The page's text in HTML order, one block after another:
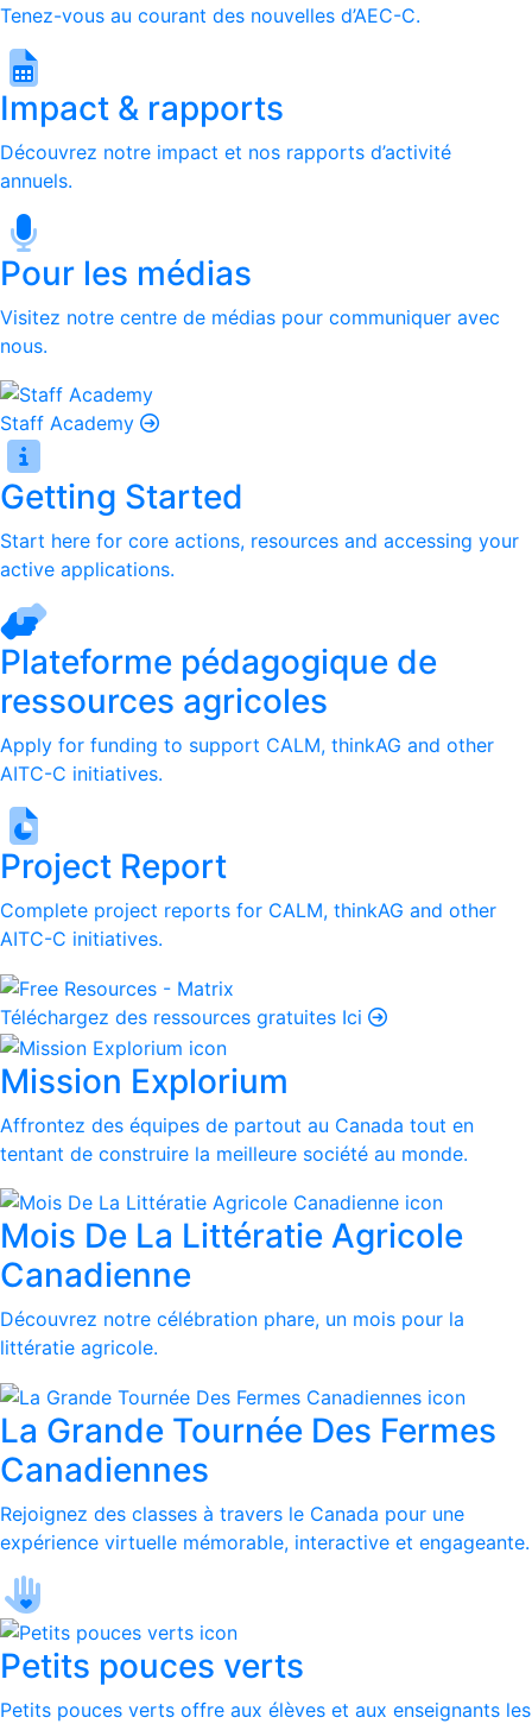
Tenez-vous au courant des nouvelles d’AEC-C.
Impact & rapports
Découvrez notre impact et nos rapports d’activité
annuels.
Pour les médias
Visitez notre centre de médias pour communiquer avec
nous.
Staff Academy
Getting Started
Start here for core actions, resources and accessing your
active applications.
Plateforme pédagogique de
ressources agricoles
Apply for funding to support CALM, thinkAG and other
AITC-C initiatives.
Project Report
Complete project reports for CALM, thinkAG and other
AITC-C initiatives.
Téléchargez des ressources gratuites Ici
Mission Explorium
Affrontez des équipes de partout au Canada tout en
tentant de construire la meilleure société au monde.
Mois De La Littératie Agricole
Canadienne
Découvrez notre célébration phare, un mois pour la
littératie agricole.
La Grande Tournée Des Fermes
Canadiennes
Rejoignez des classes à travers le Canada pour une
expérience virtuelle mémorable, interactive et engageante.
Petits pouces verts
Petits pouces verts offre aux élèves et aux enseignants les